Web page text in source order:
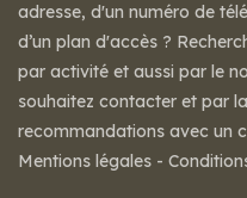
adresse, d'un numéro de
d’un plan d'accès ?
par activité et aussi par le
souhaitez contacter et par
recommandations avec un
Mentions légales -